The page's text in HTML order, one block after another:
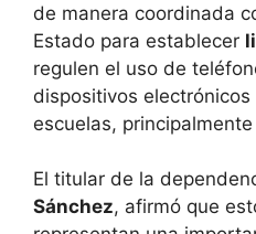
de manera coordinada
Estado para establecer
regulen el uso de
dispositivos
escuelas,
El titular de la
Sánchez, afirmó que